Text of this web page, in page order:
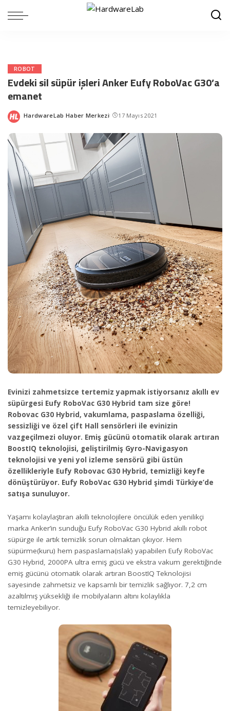
ROBOT
Evdeki sil süpür işleri Anker Eufy RoboVac G30’a
emanet
Posted
HardwareLab Haber Merkezi 17 Mayıs 2021
Evinizi zahmetsizce tertemiz yapmak istiyorsanız akıllı ev
süpürgesi Eufy RoboVac G30 Hybrid tam size göre!
Robovac G30 Hybrid, vakumlama, paspaslama özelliği,
sessizliği ve özel çift Hall sensörleri ile evinizin
vazgeçilmezi oluyor. Emiş gücünü otomatik olarak artıran
BoostIQ teknolojisi, geliştirilmiş Gyro-Navigasyon
teknolojisi ve yeni yol izleme sensörü gibi üstün
özellikleriyle Eufy Robovac G30 Hybrid, temizliği keyfe
dönüştürüyor. Eufy RoboVac G30 Hybrid şimdi Türkiye’de
satışa sunuluyor.
Yaşamı kolaylaştıran akıllı teknolojilere öncülük eden yenilikçi
marka Anker’in sunduğu Eufy RoboVac G30 Hybrid akıllı robot
süpürge ile artık temizlik sorun olmaktan çıkıyor. Hem
süpürme(kuru) hem paspaslama(ıslak) yapabilen Eufy RoboVac
G30 Hybrid, 2000PA ultra emiş gücü ve ekstra vakum gerektiğinde
emiş gücünü otomatik olarak artıran BoostIQ Teknolojisi
sayesinde zahmetsiz ve kapsamlı bir temizlik sağlıyor. 7,2 cm
azaltılmış yüksekliği ile mobilyaların altını kolaylıkla
temizleyebiliyor.